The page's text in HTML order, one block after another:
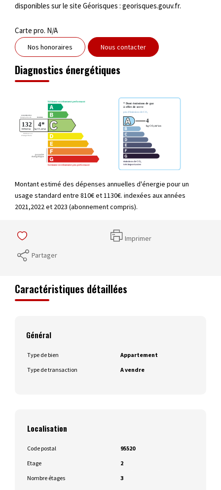
disponibles sur le site Géorisques : georisques.gouv.fr.
Carte pro. N/A
Nos honoraires Nous contacter
Diagnostics énergétiques
Montant estimé des dépenses annuelles d'énergie pour un
usage standard entre 810€ et 1130€. indexées aux années
2021,2022 et 2023 (abonnement compris).
Imprimer
Partager
Caractéristiques détaillées
Général
Type de bien
Appartement
Type de transaction
A vendre
Localisation
Code postal
95520
Etage
2
Nombre étages
3